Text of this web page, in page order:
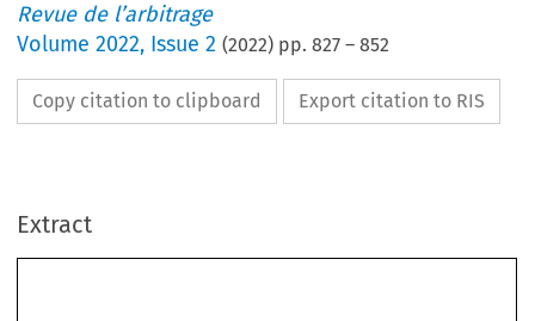
Revue de l’arbitrage
Volume2022, Issue 2 (2022) pp.827 –852
Copy citation to clipboard Export citation to RIS
Extract